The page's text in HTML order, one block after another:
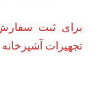
برای ثبت
تجهیزات آشپزخانه